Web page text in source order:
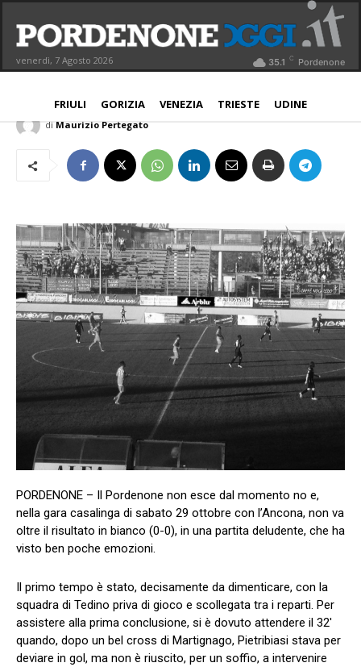
venerdì, 7 Agosto 2026 35.1 C Pordenone
FRIULI GORIZIA VENEZIA TRIESTE UDINE
Pordenone, continua il momento no.
Solo uno 0-0 con l’Ancona
PORDENONE
di Maurizio Pertegato
PORDENONE – Il Pordenone non esce dal momento no e,
nella gara casalinga di sabato 29 ottobre con l’Ancona, non va
oltre il risultato in bianco (0-0), in una partita deludente, che ha
visto ben poche emozioni.
Il primo tempo è stato, decisamente da dimenticare, con la
squadra di Tedino priva di gioco e scollegata tra i reparti. Per
assistere alla prima conclusione, si è dovuto attendere il 32′
quando, dopo un bel cross di Martignago, Pietribiasi stava per
deviare in gol, ma non è riuscito, per un soffio, a intervenire